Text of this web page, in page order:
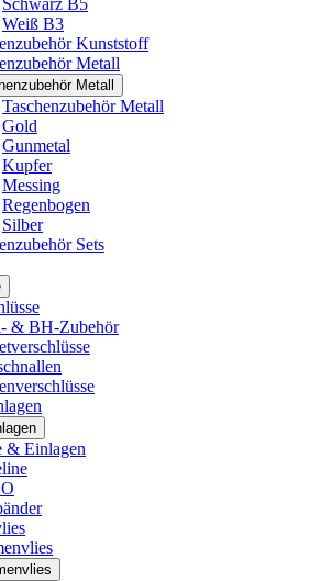
Schwarz B5
Weiß B3
Kunststoff
Metall
Metall
Taschenzubehör Metall
Gold
Gunmetal
Kupfer
Messing
Regenbogen
Silber
Sets
& BH-Zubehör
& Einlagen